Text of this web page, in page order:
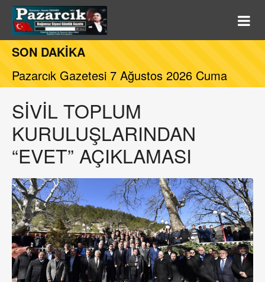
SON DAKİKA
Pazarcık Gazetesi 7 Ağustos 2026 Cuma
SİVİL TOPLUM
KURULUŞLARINDAN
“EVET” AÇIKLAMASI